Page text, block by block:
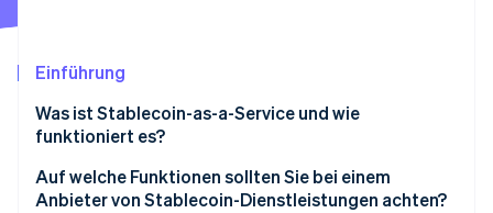
CO₂-Entnahme
Identity
Online-Identitätsprüfung
Einführung
Was ist Stablecoin-as-a-Service und wie
funktioniert es?
Auf welche Funktionen sollten Sie bei einem
Anbieter von Stablecoin-Dienstleistungen achten?